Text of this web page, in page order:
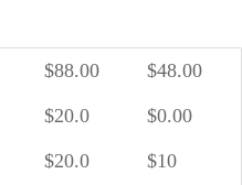
$88.00 $48.00
$20.0 $0.00
$20.0 $10